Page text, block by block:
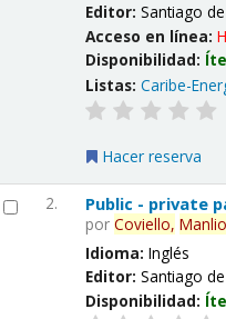
Editor:Santiago
Acceso en línea:
Disponibilidad:
Listas: Caribe-
Hacer reserva
2. Public - private
porCoviello, Manlio
Idioma:Inglés
Editor:Santiago
Disponibilidad: